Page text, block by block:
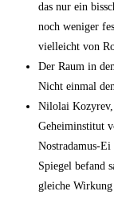
das nur ein
noch weniger
vielleicht von
Der Raum in
Nicht einmal
Nilolai
Geheiminstitut
Nostradamus-
Spiegel befand
gleiche